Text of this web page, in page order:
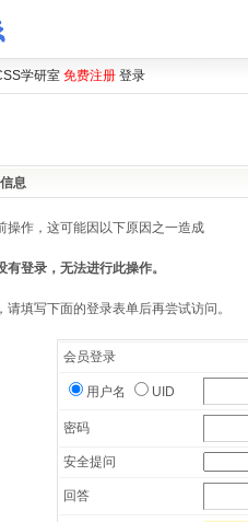
学研室 免费注册 登录
息
操作，这可能因以下原因之一造成
有登录，无法进行此操作。
请填写下面的登录表单后再尝试访问。
会员登录
用户名 UID
密码
安全提问
回答